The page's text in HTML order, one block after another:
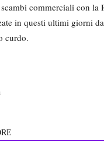
commerciali con la
in questi ultimi giorni
curdo.